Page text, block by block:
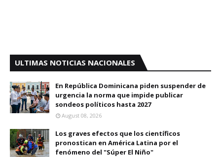
ULTIMAS NOTICIAS NACIONALES
En República Dominicana piden suspender de
urgencia la norma que impide publicar
sondeos políticos hasta 2027
August 08, 2026
Los graves efectos que los científicos
pronostican en América Latina por el
fenómeno del "Súper El Niño"